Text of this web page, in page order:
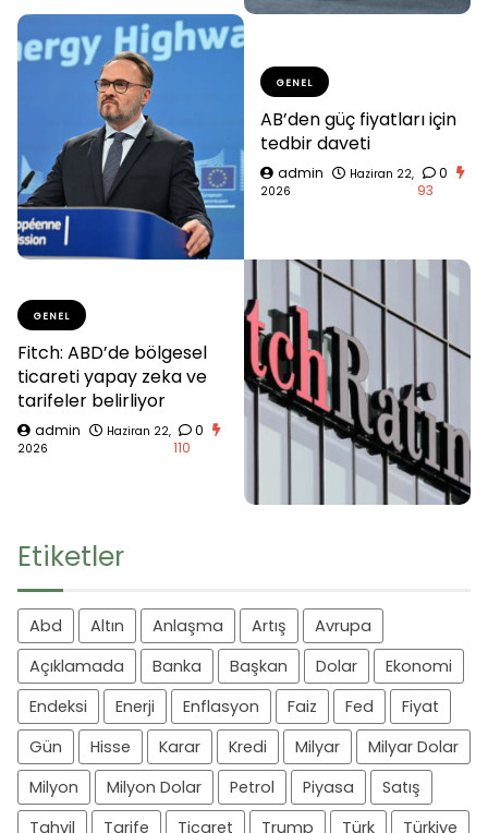
GENEL
AB’den güç fiyatları için
tedbir daveti
admin
Haziran 22,
2026
0
93
GENEL
Fitch: ABD’de bölgesel
ticareti yapay zeka ve
tarifeler belirliyor
admin
Haziran 22,
2026
0
110
Etiketler
Abd Altın Anlaşma Artış
Avrupa
Açıklamada
Banka Başkan Dolar
Ekonomi
Endeksi
Enerji Enflasyon Faiz Fed
Fiyat
Gün
Hisse Karar Kredi Milyar
Milyar Dolar
Milyon
Milyon Dolar Petrol Piyasa
Satış
Tahvil
Tarife Ticaret Trump Türk Türkiye